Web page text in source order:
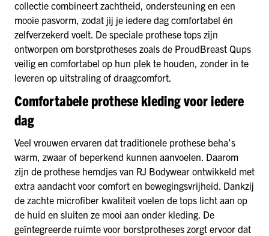
collectie combineert zachtheid, ondersteuning en een
mooie pasvorm, zodat jij je iedere dag comfortabel én
zelfverzekerd voelt. De speciale prothese tops zijn
ontworpen om borstprotheses zoals de ProudBreast Qups
veilig en comfortabel op hun plek te houden, zonder in te
leveren op uitstraling of draagcomfort.
Comfortabele prothese kleding voor iedere
dag
Veel vrouwen ervaren dat traditionele prothese beha’s
warm, zwaar of beperkend kunnen aanvoelen. Daarom
zijn de prothese hemdjes van RJ Bodywear ontwikkeld met
extra aandacht voor comfort en bewegingsvrijheid. Dankzij
de zachte microfiber kwaliteit voelen de tops licht aan op
de huid en sluiten ze mooi aan onder kleding. De
geïntegreerde ruimte voor borstprotheses zorgt ervoor dat